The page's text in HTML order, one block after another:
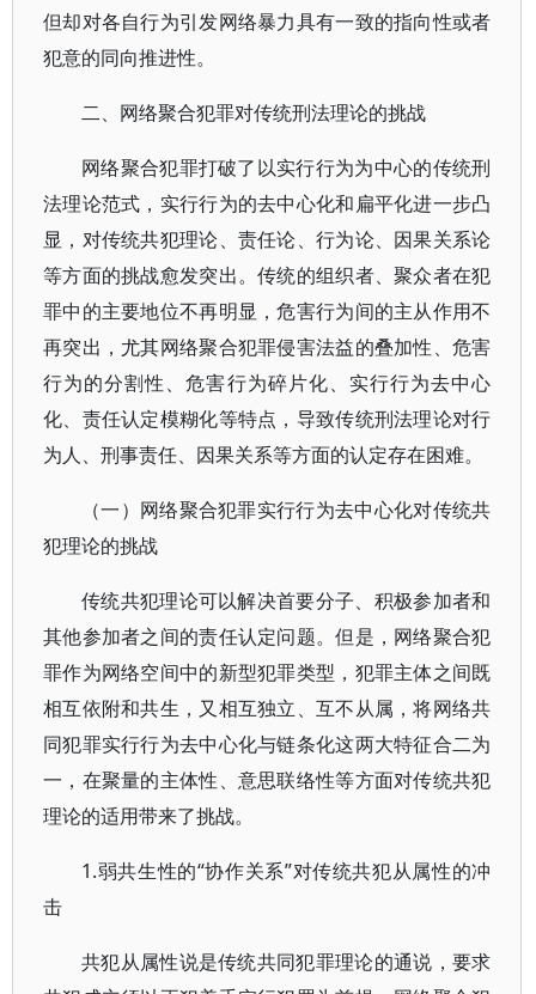
但却对各自行为引发网络暴力具有一致的指向性或者
犯意的同向推进性。
二、网络聚合犯罪对传统刑法理论的挑战
网络聚合犯罪打破了以实行行为为中心的传统刑
法理论范式，实行行为的去中心化和扁平化进一步凸
显，对传统共犯理论、责任论、行为论、因果关系论
等方面的挑战愈发突出。传统的组织者、聚众者在犯
罪中的主要地位不再明显，危害行为间的主从作用不
再突出，尤其网络聚合犯罪侵害法益的叠加性、危害
行为的分割性、危害行为碎片化、实行行为去中心
化、责任认定模糊化等特点，导致传统刑法理论对行
为人、刑事责任、因果关系等方面的认定存在困难。
（一）网络聚合犯罪实行行为去中心化对传统共
犯理论的挑战
传统共犯理论可以解决首要分子、积极参加者和
其他参加者之间的责任认定问题。但是，网络聚合犯
罪作为网络空间中的新型犯罪类型，犯罪主体之间既
相互依附和共生，又相互独立、互不从属，将网络共
同犯罪实行行为去中心化与链条化这两大特征合二为
一，在聚量的主体性、意思联络性等方面对传统共犯
理论的适用带来了挑战。
1.弱共生性的“协作关系”对传统共犯从属性的冲
击
共犯从属性说是传统共同犯罪理论的通说，要求